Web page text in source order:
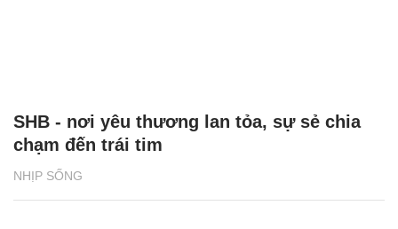
NHỊP SỐNG
SHB - nơi yêu thương lan tỏa, sự sẻ chia
chạm đến trái tim